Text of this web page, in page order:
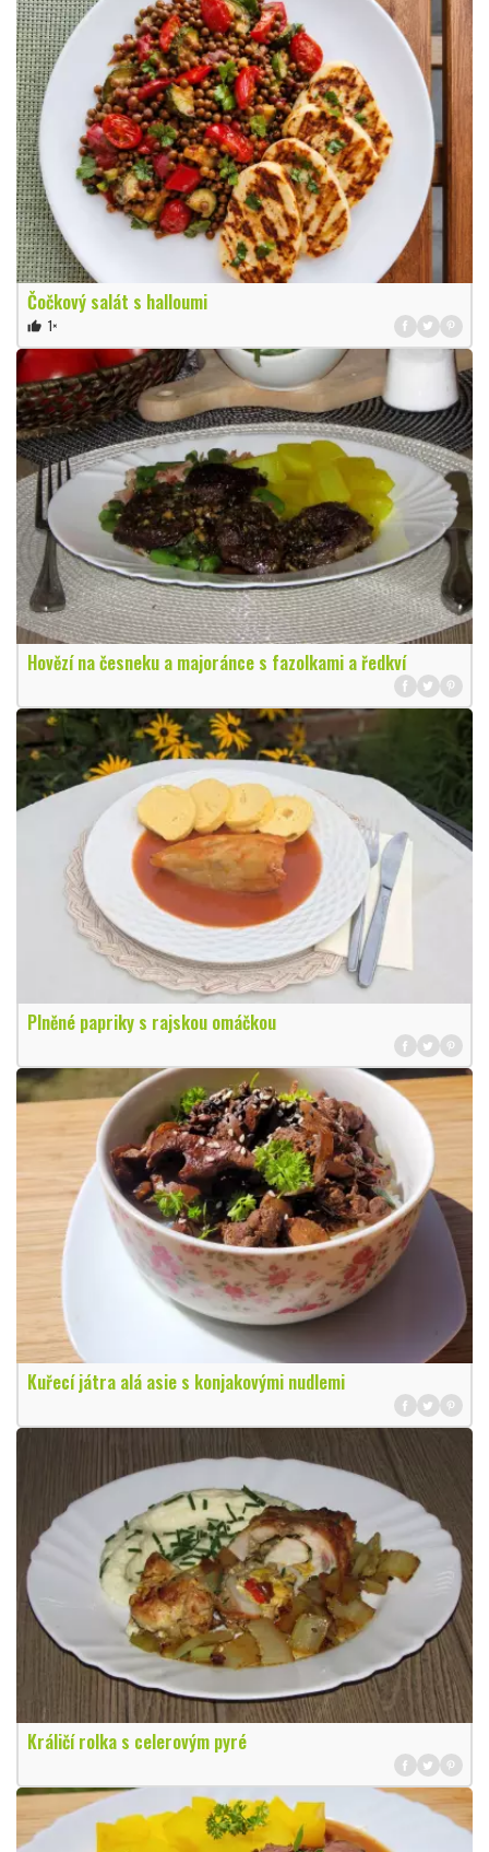
Čočkový salát s halloumi
thumb_up 1×
Hovězí na česneku a majoránce s fazolkami a ředkví
Plněné papriky s rajskou omáčkou
Kuřecí játra alá asie s konjakovými nudlemi
Králičí rolka s celerovým pyré